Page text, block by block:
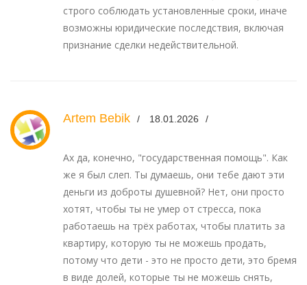
строго соблюдать установленные сроки, иначе
возможны юридические последствия, включая
признание сделки недействительной.
Artem Bebik 18.01.2026
Ах да, конечно, "государственная помощь". Как
же я был слеп. Ты думаешь, они тебе дают эти
деньги из доброты душевной? Нет, они просто
хотят, чтобы ты не умер от стресса, пока
работаешь на трёх работах, чтобы платить за
квартиру, которую ты не можешь продать,
потому что дети - это не просто дети, это бремя
в виде долей, которые ты не можешь снять,